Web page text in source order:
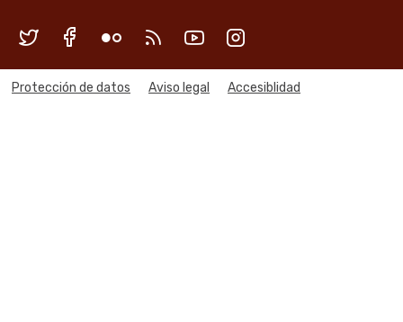
Menú legal
Protección de datos Aviso legal Accesiblidad